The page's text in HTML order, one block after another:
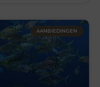
AANBIEDINGEN